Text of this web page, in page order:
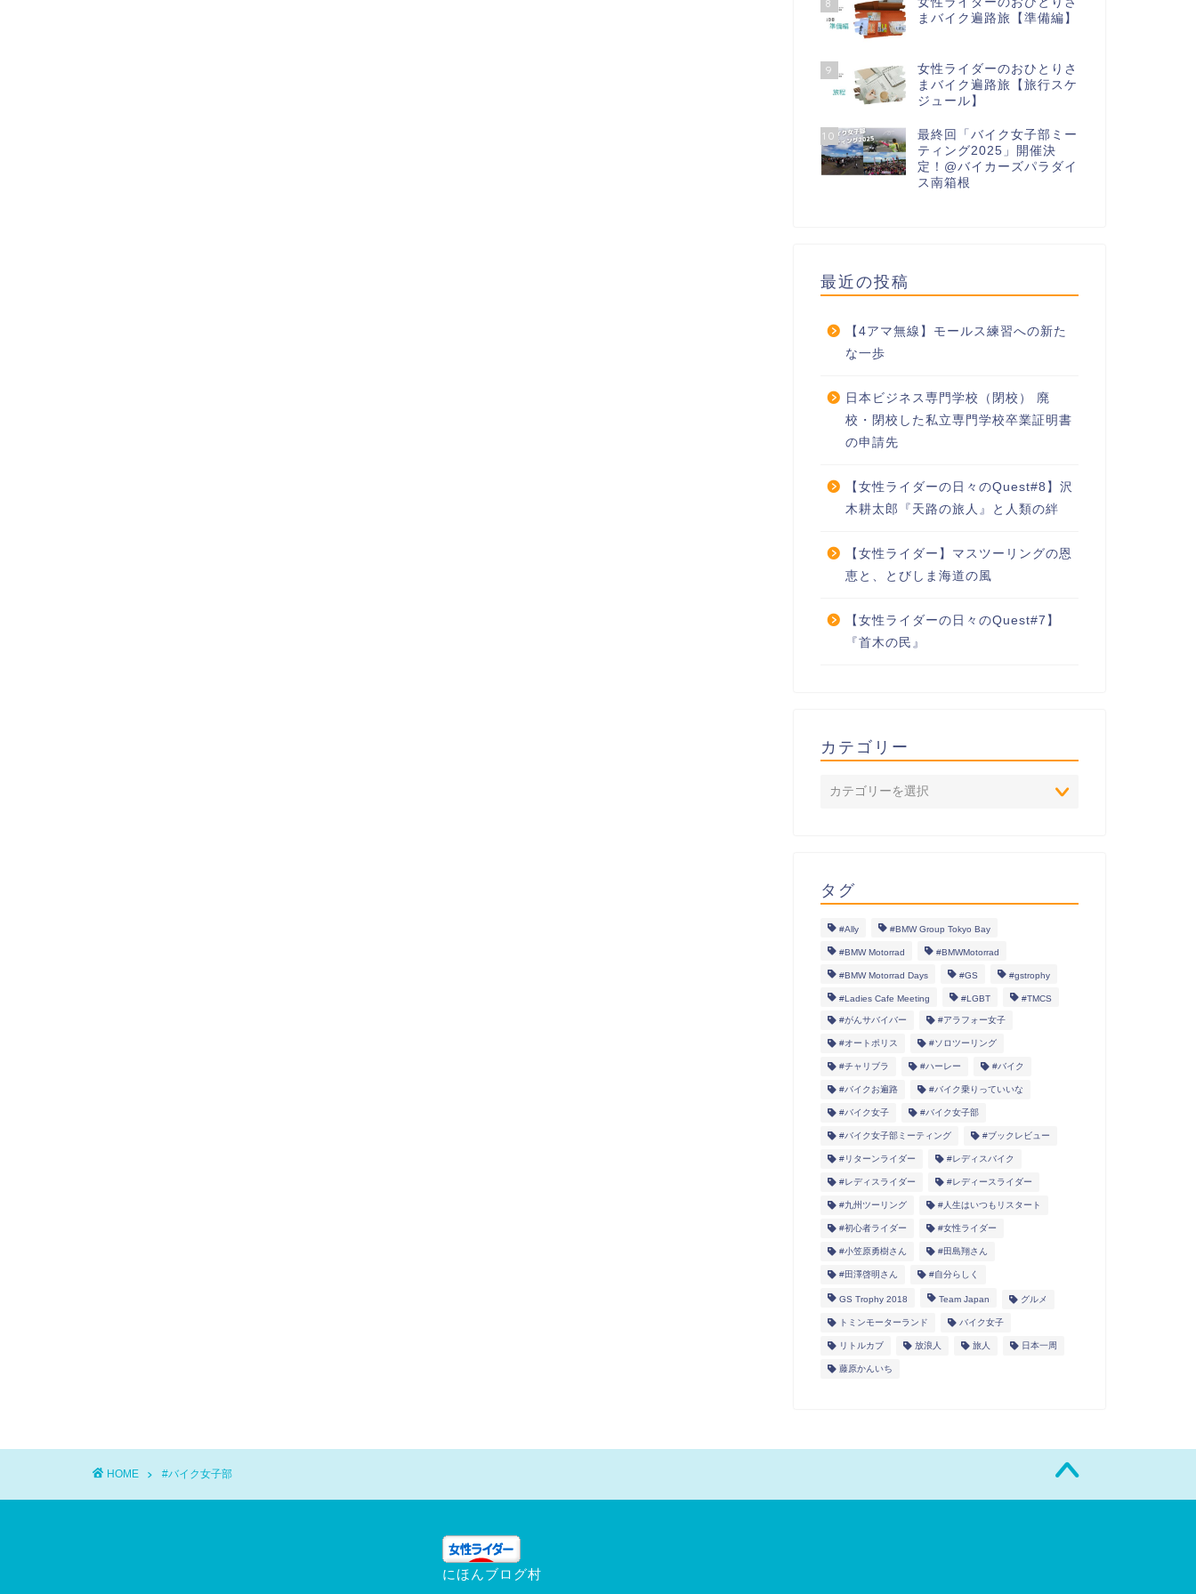
8
まバイク遍路旅【準備編】
9
女性ライダーのおひとりさ
まバイク遍路旅【旅行スケ
ジュール】
10
最終回「バイク女子部ミー
ティング2025」開催決
定！@バイカーズパラダイ
ス南箱根
最近の投稿
【4アマ無線】モールス練習への新た
な一歩
日本ビジネス専門学校（閉校） 廃
校・閉校した私立専門学校卒業証明書
の申請先
【女性ライダーの日々のQuest#8】沢
木耕太郎『天路の旅人』と人類の絆
【女性ライダー】マスツーリングの恩
恵と、とびしま海道の風
【女性ライダーの日々のQuest#7】
『首木の民』
カテゴリー
タグ
#Ally #BMW Group Tokyo Bay
#BMW Motorrad #BMWMotorrad
#BMW Motorrad Days #GS #gstrophy
#Ladies Cafe Meeting #LGBT #TMCS
#がんサバイバー #アラフォー女子
#オートポリス #ソロツーリング
#チャリブラ #ハーレー #バイク
#バイクお遍路 #バイク乗りっていいな
#バイク女子 #バイク女子部
#バイク女子部ミーティング #ブックレビュー
#リターンライダー #レディスバイク
#レディスライダー #レディースライダー
#九州ツーリング #人生はいつもリスタート
#初心者ライダー #女性ライダー
#小笠原勇樹さん #田島翔さん
#田澤啓明さん #自分らしく
GS Trophy 2018 Team Japan グルメ
トミンモーターランド バイク女子
リトルカブ 放浪人 旅人 日本一周
藤原かんいち
HOME #バイク女子部
にほんブログ村